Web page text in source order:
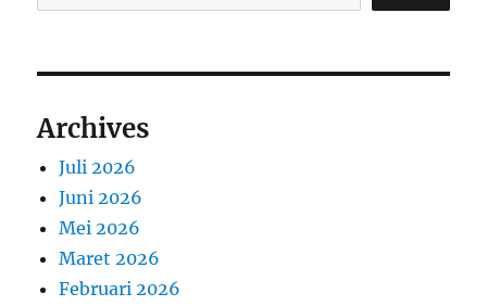
Archives
Juli 2026
Juni 2026
Mei 2026
Maret 2026
Februari 2026